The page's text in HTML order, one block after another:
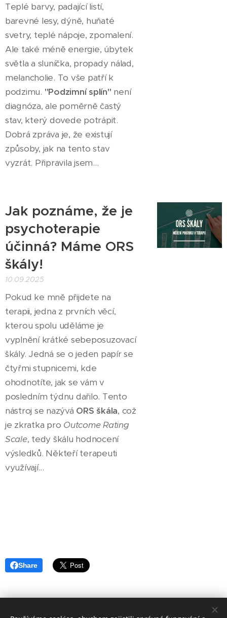
Teplé barvy, padající listí,
barevné lesy, dýně, huňaté
svetry, teplé nápoje, zpomalení.
Ale také méně energie, úbytek
světla a sluníčka, propady nálad,
melancholie. To vše patří k
podzimu. "Podzimní splín" není
diagnóza, ale poměrně častý
stav, který dovede potrápit.
Dobrá zpráva je, že existují
způsoby, jak na tento stav
vyzrát. Připravila jsem...
Jak poznáme, že je
psychoterapie
účinná? Máme ORS
škály!
10.09.2025
Pokud ke mně přijdete na
terapii, jedna z prvních věcí,
kterou spolu uděláme je
vyplnění krátké sebeposuzovací
škály. Jedná se o jeden papír se
čtyřmi stupnicemi, kde
ohodnotíte, jak se vám v
posledním týdnu dařilo. Tento
nástroj se nazývá ORS škála, což
je zkratka pro Outcome Rating
Scale, tedy škálu hodnocení
výsledků. Někteří terapeuti
využívají...
Share